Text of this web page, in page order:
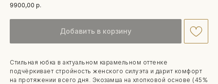
9900,00 р.
Добавить в корзину
Стильная юбка в актуальном карамельном оттенке
подчёркивает стройность женского силуэта и дарит комфорт
на протяжении всего дня. Экозамша на хлопковой основе (45%